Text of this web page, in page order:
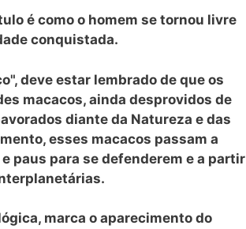
é como o homem se tornou livre
conquistada.
deve estar lembrado de que os
macacos, ainda desprovidos de
diante da Natureza e das
esses macacos passam a
paus para se defenderem e a partir
marca o aparecimento do